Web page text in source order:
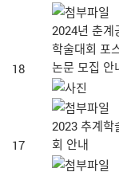
18
2024년 춘계
학술대회 포
논문 모집 안
17
2023 추계학
회 안내